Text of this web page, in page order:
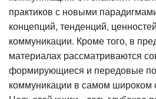
практиков с новыми
концепций, тенденций,
коммуникации. Кроме того, в
материалах рассматриваются
формирующиеся и передовые
коммуникации в самом широком